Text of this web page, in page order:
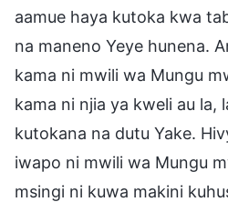
aamue haya kutoka kwa
na maneno Yeye hunena.
kama ni mwili wa Mungu
kama ni njia ya kweli au la,
kutokana na dutu Yake.
iwapo ni mwili wa Mungu
msingi ni kuwa makini